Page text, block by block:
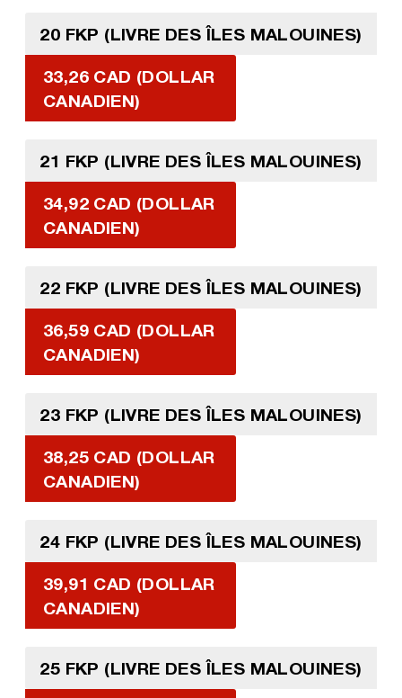
20 FKP (LIVRE DES ÎLES MALOUINES)
33,26 CAD (DOLLAR
CANADIEN)
21 FKP (LIVRE DES ÎLES MALOUINES)
34,92 CAD (DOLLAR
CANADIEN)
22 FKP (LIVRE DES ÎLES MALOUINES)
36,59 CAD (DOLLAR
CANADIEN)
23 FKP (LIVRE DES ÎLES MALOUINES)
38,25 CAD (DOLLAR
CANADIEN)
24 FKP (LIVRE DES ÎLES MALOUINES)
39,91 CAD (DOLLAR
CANADIEN)
25 FKP (LIVRE DES ÎLES MALOUINES)